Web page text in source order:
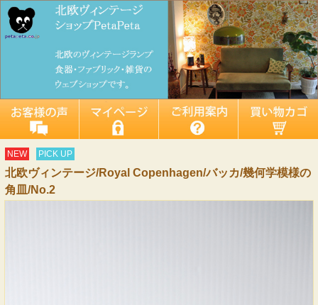
NEW PICK UP
北欧ヴィンテージ/Royal Copenhagen/バッカ/幾何学模様の
角皿/No.2